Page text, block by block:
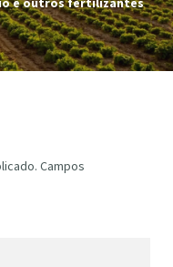
Campos